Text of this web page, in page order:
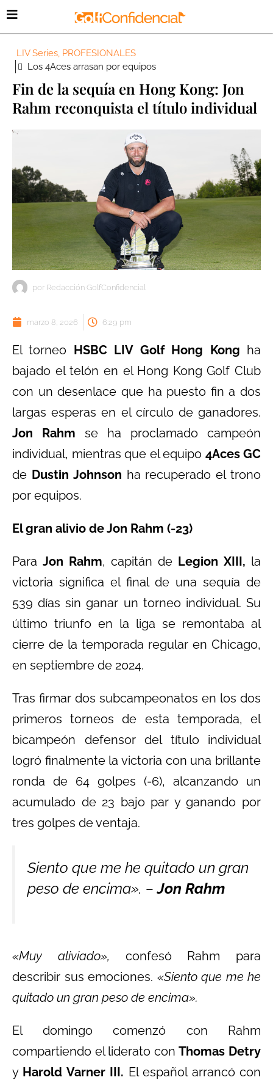
LIV Series, PROFESIONALES
Los 4Aces arrasan por equipos
Fin de la sequía en Hong Kong: Jon
Rahm reconquista el título individual
por Redacción GolfConfidencial
marzo 8, 2026 6:29 pm
El torneo HSBC LIV Golf Hong Kong ha
bajado el telón en el Hong Kong Golf Club
con un desenlace que ha puesto fin a dos
largas esperas en el círculo de ganadores.
Jon Rahm se ha proclamado campeón
individual, mientras que el equipo 4Aces GC
de Dustin Johnson ha recuperado el trono
por equipos.
El gran alivio de Jon Rahm (-23)
Para Jon Rahm, capitán de Legion XIII, la
victoria significa el final de una sequía de
539 días sin ganar un torneo individual. Su
último triunfo en la liga se remontaba al
cierre de la temporada regular en Chicago,
en septiembre de 2024.
Tras firmar dos subcampeonatos en los dos
primeros torneos de esta temporada, el
bicampeón defensor del título individual
logró finalmente la victoria con una brillante
ronda de 64 golpes (-6), alcanzando un
acumulado de 23 bajo par y ganando por
tres golpes de ventaja.
Siento que me he quitado un gran
peso de encima». –Jon Rahm
«Muy aliviado», confesó Rahm para
describir sus emociones. «Siento que me he
quitado un gran peso de encima».
El domingo comenzó con Rahm
compartiendo el liderato conThomas Detry
y Harold Varner III. El español arrancó con